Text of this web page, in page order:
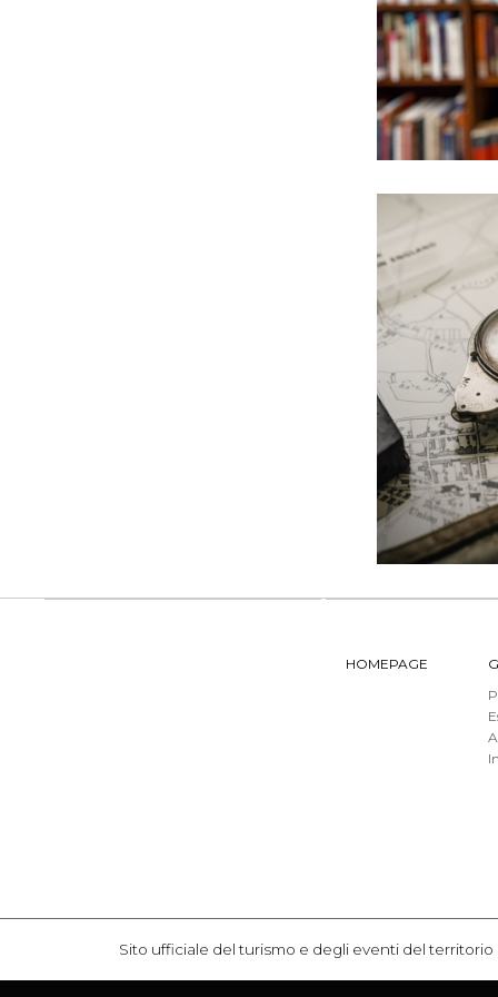
HOMEPAGE
Sito ufficiale del turismo e degli eventi del